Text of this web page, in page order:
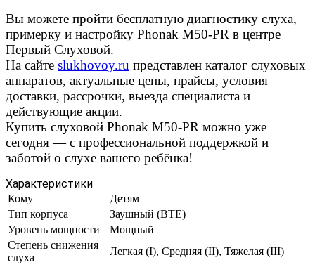
Вы можете пройти бесплатную диагностику слуха,
примерку и настройку Phonak M50-PR в центре
Первый Слуховой.
На сайте slukhovoy.ru представлен каталог слуховых
аппаратов, актуальные цены, прайсы, условия
доставки, рассрочки, выезда специалиста и
действующие акции.
Купить слуховой Phonak M50-PR можно уже
сегодня — с профессиональной поддержкой и
заботой о слухе вашего ребёнка!
Характеристики
Кому
Детям
Тип корпуса
Заушный (BTE)
Уровень мощности
Мощный
Степень снижения
слуха
Легкая (I), Средняя (II), Тяжелая (III)